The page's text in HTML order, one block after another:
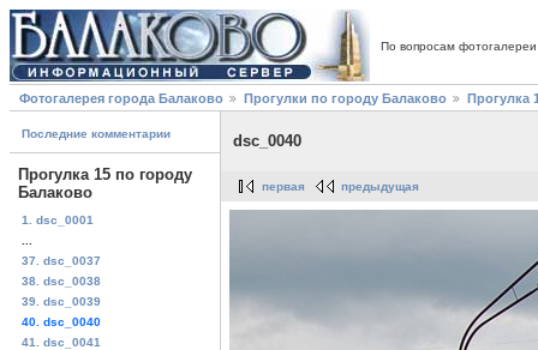
По вопросам
Фотогалерея города Балаково Прогулки по городу Балаково Прогулка
Последние комментарии
Прогулка 15 по городу
Балаково
1. dsc_0001
37. dsc_0037
38. dsc_0038
39. dsc_0039
40. dsc_0040
41. dsc_0041
dsc_0040
первая предыдущая